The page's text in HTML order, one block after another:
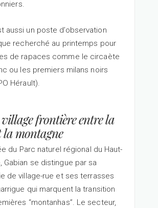
aussi un poste d’observation
recherché au printemps pour
de rapaces comme le circaète
ou les premiers milans noirs
Hérault).
frontière entre la
la montagne
du Parc naturel régional du Haut-
Gabian se distingue par sa
de village-rue et ses terrasses
qui marquent la transition
“montanhas”. Le secteur,